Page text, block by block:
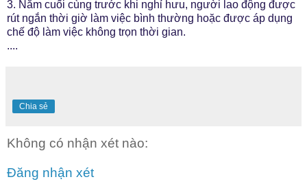
3. Năm cuối cùng trước khi nghỉ hưu, người lao động được
rút ngắn thời giờ làm việc bình thường hoặc được áp dụng
chế độ làm việc không trọn thời gian.
....
Chia sẻ
Không có nhận xét nào:
Đăng nhận xét